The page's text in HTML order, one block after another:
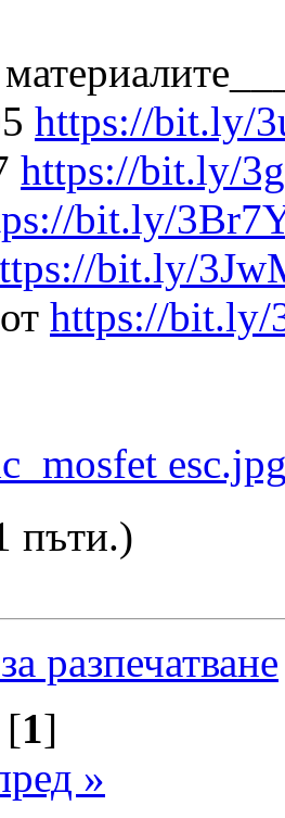
https://bit.ly/
https://bit.ly/
bit.ly/
bit.ly/
https://bit.ly/
пъти.)
разпечатване
[1]
»